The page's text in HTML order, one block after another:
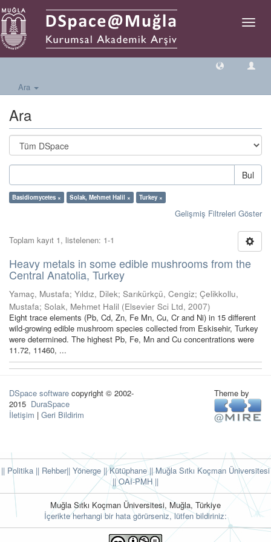
Geçiş
Ara
Ara
Bul
Basidiomycetes × Solak, Mehmet Halil × Turkey ×
Gelişmiş Filtreleri Göster
Toplam kayıt 1, listelenen: 1-1
Heavy metals in some edible mushrooms from the
Central Anatolia, Turkey
Yamaç, Mustafa; Yıldız, Dilek; Sarıkürkçü, Cengiz; Çelikkollu,
Mustafa; Solak, Mehmet Halil (Elsevier Sci Ltd, 2007)
Eight trace elements (Pb, Cd, Zn, Fe Mn, Cu, Cr and Ni) in 15 different
wild-growing edible mushroom species collected from Eskisehir, Turkey
were determined. The highest Pb, Fe, Mn and Cu concentrations were
11.72, 11460, ...
DSpace software copyright © 2002-
2015 DuraSpace
İletişim | Geri Bildirim
Theme by
|| Politika || Rehber|| Yönerge || Kütüphane|| Muğla Sıtkı Koçman Üniversitesi
||OAI-PMH ||
Muğla Sıtkı Koçman Üniversitesi, Muğla, Türkiye
İçerikte herhangi bir hata görürseniz, lütfen bildiriniz: